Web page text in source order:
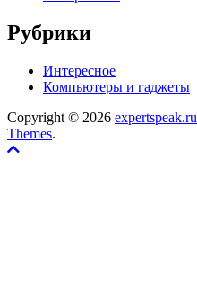
Рубрики
Интересное
Компьютеры и гаджеты
Copyright © 2026 expertspeak.ru
Themes.